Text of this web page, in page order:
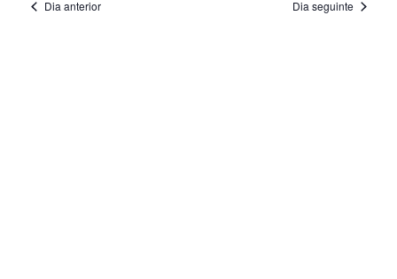
Dia anterior Dia seguinte